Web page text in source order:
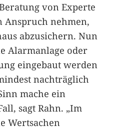
von Experte
Anspruch nehmen,
abzusichern. Nun
Alarmanlage oder
eingebaut werden
nachträglich
mache ein
sagt Rahn. „Im
Wertsachen